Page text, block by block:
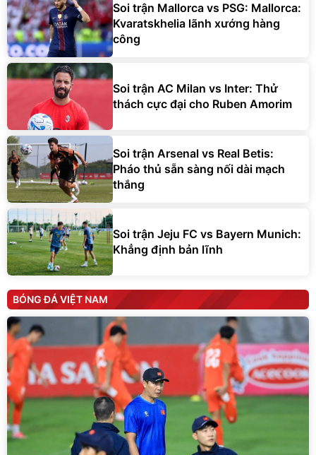
Soi trận Mallorca vs PSG: Mallorca:
Kvaratskhelia lãnh xướng hàng
công
Soi trận AC Milan vs Inter: Thử
thách cực đại cho Ruben Amorim
Soi trận Arsenal vs Real Betis:
Pháo thủ sẵn sàng nối dài mạch
thắng
Soi trận Jeju FC vs Bayern Munich:
Khẳng định bản lĩnh
BÓNG ĐÁ VIỆT NAM